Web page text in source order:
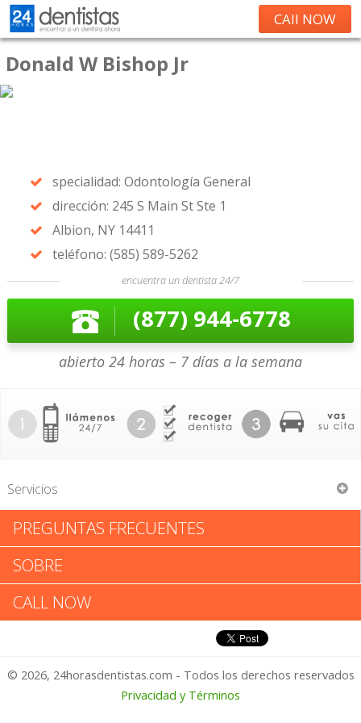
CAll NOW
Donald W Bishop Jr
specialidad: Odontología General
dirección: 245 S Main St Ste 1
Albion, NY 14411
teléfono: (585) 589-5262
encuentra un dentista 24/7
(877) 944-6778
abierto 24 horas – 7 días a la semana
Servicios
Donald W Bishop Jr
Donald W Bishop Jr: Califica tu
Experiencia
1 – No Feliz
PREGUNTAS FRECUENTES
SOBRE
CALL NOW
© 2026, 24horasdentistas.com - Todos los derechos reservados
Privacidad y Términos